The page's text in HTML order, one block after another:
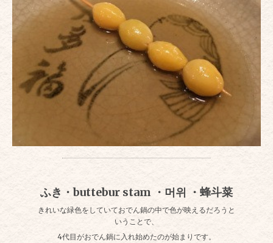
ふき・buttebur stam ・머위 ・蜂斗菜
きれいな緑色をしていておでん鍋の中で色が映えるだろうと
いうことで、
4代目がおでん鍋に入れ始めたのが始まりです。